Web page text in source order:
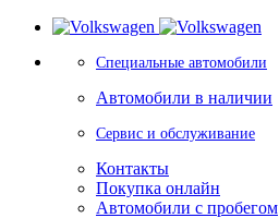
Специальные автомобили
Автомобили в наличии
Сервис и обслуживание
Контакты
Покупка онлайн
Автомобили с пробегом